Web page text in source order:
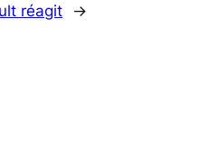
réagit →